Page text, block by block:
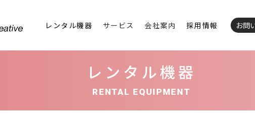
レンタル機器 サービス 会社案内 採用情報 お問
レンタル機器
RENTAL EQUIPMENT